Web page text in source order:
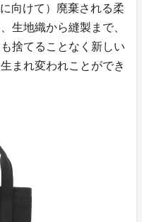
向けて）廃棄される柔
生地織から縫製まで、
捨てることなく新しい
まれ変われことができ